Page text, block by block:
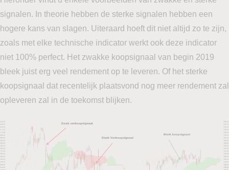
signalen. In theorie hebben de sterke signalen hebben een
hogere kans van slagen. Uiteraard hoeft dit niet altijd zo te zijn,
zoals met elke technische indicator werkt ook deze indicator
niet 100% perfect. Het zwakke koopsignaal van begin 2019
bleek juist erg veel rendement op te leveren. Of het sterke
koopsignaal dat recentelijk plaatsvond nog meer rendement zal
opleveren zal in de toekomst blijken.